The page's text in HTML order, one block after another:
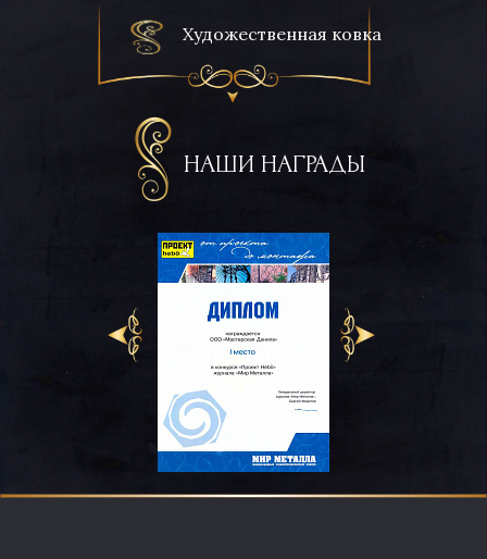
Художественная ковка
НАШИ НАГРАДЫ